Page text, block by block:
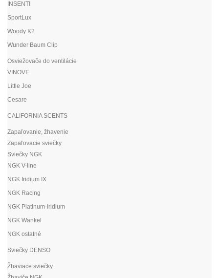
INSENTI
SportLux
Woody K2
Wunder Baum Clip
Osviežovače do ventilácie
VINOVE
Little Joe
Cesare
CALIFORNIA SCENTS
Zapaľovanie, žhavenie
Zapaľovacie sviečky
Sviečky NGK
NGK V-line
NGK Iridium IX
NGK Racing
NGK Platinum-Iridium
NGK Wankel
NGK ostatné
Sviečky DENSO
Žhaviace sviečky